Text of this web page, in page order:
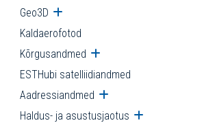
Geo3D Ava alammenüü
Kaldaerofotod
Kõrgusandmed Ava alammenüü
ESTHubi satelliidiandmed
Aadressiandmed Ava alammenüü
Haldus- ja asustusjaotus Ava